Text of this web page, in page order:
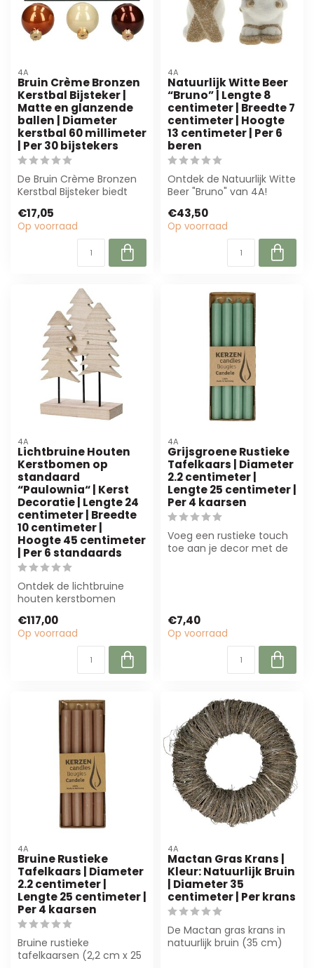
4A
Bruin Crème Bronzen
Kerstbal Bijsteker |
Matte en glanzende
ballen | Diameter
kerstbal 60 millimeter
| Per 30 bijstekers
De Bruin Crème Bronzen
Kerstbal Bijsteker biedt
matte e...
€17,05
Op voorraad
4A
Natuurlijk Witte Beer
“Bruno” | Lengte 8
centimeter | Breedte 7
centimeter | Hoogte
13 centimeter | Per 6
beren
Ontdek de Natuurlijk Witte
Beer "Bruno" van 4A!
seizoensdecoraties,...
€43,50
Op voorraad
4A
Lichtbruine Houten
Kerstbomen op
standaard
“Paulownia“ | Kerst
Decoratie | Lengte 24
centimeter | Breedte
10 centimeter |
Hoogte 45 centimeter
| Per 6 standaards
Ontdek de lichtbruine
houten kerstbomen
Duurzaam, onderhouds...
€117,00
Op voorraad
4A
Grijsgroene Rustieke
Tafelkaars | Diameter
2.2 centimeter |
Lengte 25 centimeter |
Per 4 kaarsen
Voeg een rustieke touch
toe aan je decor met de
€7,40
Op voorraad
4A
Bruine Rustieke
Tafelkaars | Diameter
2.2 centimeter |
Lengte 25 centimeter |
Per 4 kaarsen
Bruine rustieke
tafelkaarsen (2,2 cm x 25
4A
Mactan Gras Krans |
Kleur: Natuurlijk Bruin
| Diameter 35
centimeter | Per krans
De Mactan gras krans in
natuurlijk bruin (35 cm)